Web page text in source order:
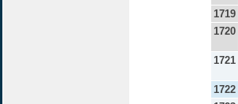
1719
1720
1721
1722